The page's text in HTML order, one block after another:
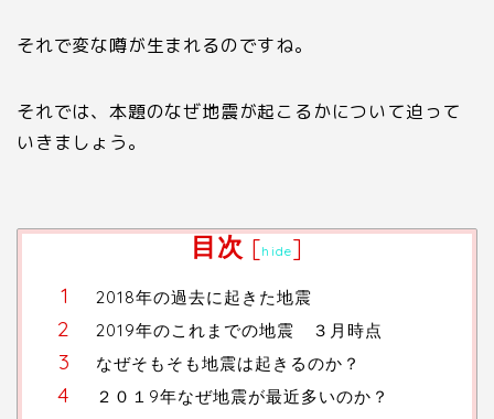
それで変な噂が生まれるのですね。
それでは、本題のなぜ地震が起こるかについて迫って
いきましょう。
目次 [hide]
2018年の過去に起きた地震
2019年のこれまでの地震 ３月時点
なぜそもそも地震は起きるのか？
２０１9年なぜ地震が最近多いのか？